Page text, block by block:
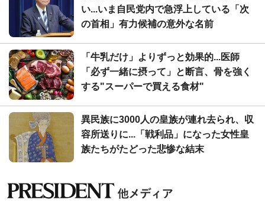
い...いま自民党内で急浮上している「次
の首相」有力候補の意外な名前
「牛乳だけ」よりずっと効果的...医師
「必ず一緒に摂って」と断言、骨を強く
する"スーパーで買える食材"
異民族に3000人の皇族が連れ去られ、収
容所送りに...「戦利品」になった女性皇
族たちがたどった悲惨な結末